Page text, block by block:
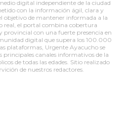
digital independiente de la ciudad
con la información ágil, clara y
objetivo de mantener informada a la
real, el portal combina cobertura
provincial con una fuerte presencia en
digital que supera los 100.000
plataformas, Urgente Ayacucho se
principales canales informativos de la
de todas las edades. Sitio realizado
de nuestros redactores.